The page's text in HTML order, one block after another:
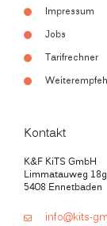
Impressum
Jobs
Tarifrechner
Kontakt
K&F KiTS GmbH
Limmatauweg 18g
5408 Ennetbaden
info@kits-